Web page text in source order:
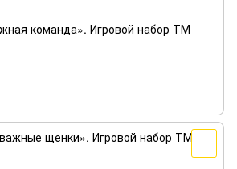
команда». Игровой набор ТМ